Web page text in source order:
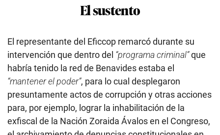
El sustento
El representante del Eficcop remarcó durante su
intervención que dentro del “programa criminal”que
habría tenido la red de Benavides estaba el
“mantener el poder”, para lo cual desplegaron
presuntamente actos de corrupción y otras acciones
para, por ejemplo, lograr la inhabilitación de la
exfiscal de la Nación Zoraida Ávalos en el Congreso,